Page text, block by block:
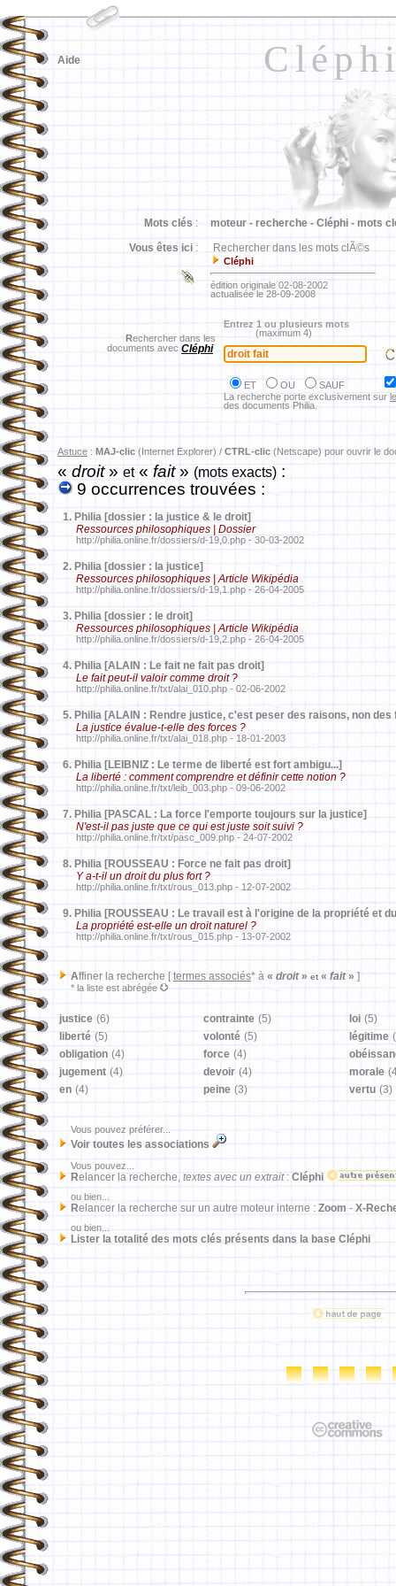
Aide
Mots clés : moteur - recherche - Cléphi - mots
Vous êtes ici : Rechercher dans les mots clÃ©s
Cléphi
édition originale 02-08-2002
actualisée le 28-09-2008
Rechercher dans les
documents avec Cléphi
Entrez 1 ou plusieurs mots
(maximum 4)
ET OU
SAUF
La recherche porte exclusivement sur
des documents Philia.
Astuce : MAJ-clic (Internet Explorer) / CTRL-clic (Netscape) pour ouvrir le
«droit»et« fait» (mots exacts) :
9 occurrences trouvées :
1. Philia [dossier : la justice & le droit]
Ressources philosophiques | Dossier
http://philia.online.fr/dossiers/d-19,0.php - 30-03-2002
2. Philia [dossier : la justice]
Ressources philosophiques | Article Wikipédia
http://philia.online.fr/dossiers/d-19,1.php - 26-04-2005
3. Philia [dossier : le droit]
Ressources philosophiques | Article Wikipédia
http://philia.online.fr/dossiers/d-19,2.php - 26-04-2005
4. Philia [ALAIN : Le fait ne fait pas droit]
Le fait peut-il valoir comme droit ?
http://philia.online.fr/txt/alai_010.php - 02-06-2002
5. Philia [ALAIN : Rendre justice, c'est peser des raisons, non des
La justice évalue-t-elle des forces ?
http://philia.online.fr/txt/alai_018.php - 18-01-2003
6. Philia [LEIBNIZ : Le terme de liberté est fort ambigu...]
La liberté : comment comprendre et définir cette notion ?
http://philia.online.fr/txt/leib_003.php - 09-06-2002
7. Philia [PASCAL : La force l'emporte toujours sur la justice]
N'est-il pas juste que ce qui est juste soit suivi ?
http://philia.online.fr/txt/pasc_009.php - 24-07-2002
8. Philia [ROUSSEAU : Force ne fait pas droit]
Y a-t-il un droit du plus fort ?
http://philia.online.fr/txt/rous_013.php - 12-07-2002
9. Philia [ROUSSEAU : Le travail est à l'origine de la propriété et
La propriété est-elle un droit naturel ?
http://philia.online.fr/txt/rous_015.php - 13-07-2002
Affiner la recherche [ termes associés* à « droit» et« fait» ]
* la liste est abrégée
justice (6) contrainte (5) loi (5)
liberté (5) volonté (5) légitime
obligation (4) force (4)
jugement (4) devoir (4) morale
en (4) peine (3) vertu (3)
Vous pouvez préférer...
Voir toutes les associations
Vous pouvez...
Relancer la recherche, textes avec un extrait: Cléphi
ou bien...
Relancer la recherche sur un autre moteur interne : Zoom - X-
ou bien...
Lister la totalité des mots clés présents dans la base Cléphi